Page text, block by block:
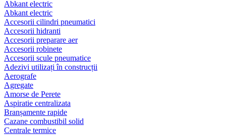
Abkant electric
Abkant electric
Accesorii cilindri pneumatici
Accesorii hidranti
Accesorii preparare aer
Accesorii robinete
Accesorii scule pneumatice
Adezivi utilizați în construcții
Aerografe
Agregate
Amorse de Perete
Aspiratie centralizata
Branșamente rapide
Cazane combustibil solid
Centrale termice